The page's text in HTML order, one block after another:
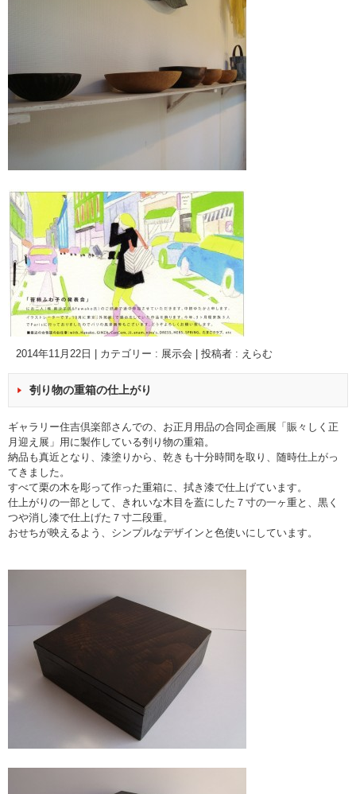
2014年11月22日 カテゴリー : 展示会 投稿者 : えらむ
刳り物の重箱の仕上がり
ギャラリー住吉倶楽部さんでの、お正月用品の合同企画展「賑々しく正
月迎え展」用に製作している刳り物の重箱。
納品も真近となり、漆塗りから、乾きも十分時間を取り、随時仕上がっ
てきました。
すべて栗の木を彫って作った重箱に、拭き漆で仕上げています。
仕上がりの一部として、きれいな木目を蓋にした７寸の一ヶ重と、黒く
つや消し漆で仕上げた７寸二段重。
おせちが映えるよう、シンプルなデザインと色使いにしています。